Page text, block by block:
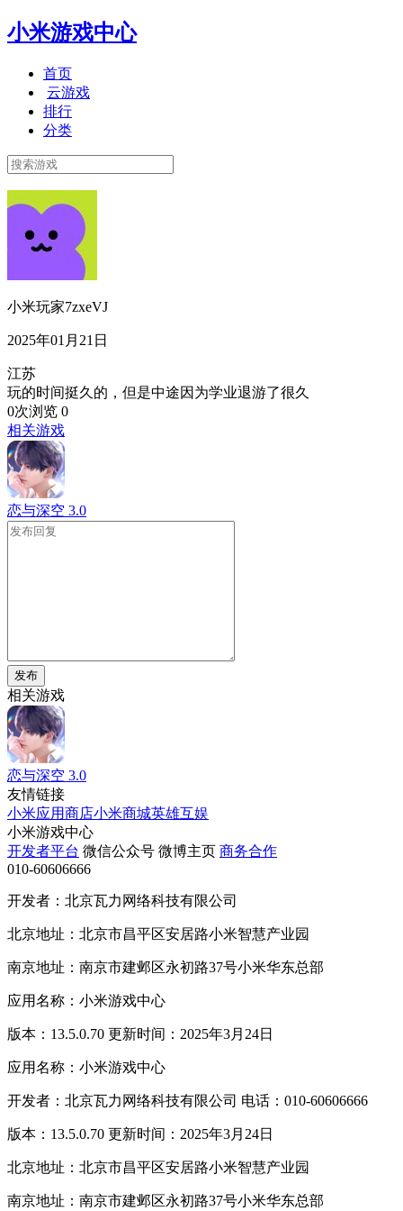
小米游戏中心
首页
云游戏
排行
分类
小米玩家7zxeVJ
2025年01月21日
江苏
玩的时间挺久的，但是中途因为学业退游了很久
0次浏览 0
相关游戏
恋与深空 3.0
发布
相关游戏
恋与深空 3.0
友情链接
小米应用商店小米商城英雄互娱
小米游戏中心
开发者平台 微信公众号 微博主页 商务合作
010-60606666
开发者：北京瓦力网络科技有限公司
北京地址：北京市昌平区安居路小米智慧产业园
南京地址：南京市建邺区永初路37号小米华东总部
应用名称：小米游戏中心
版本：13.5.0.70 更新时间：2025年3月24日
应用名称：小米游戏中心
开发者：北京瓦力网络科技有限公司 电话：010-60606666
版本：13.5.0.70 更新时间：2025年3月24日
北京地址：北京市昌平区安居路小米智慧产业园
南京地址：南京市建邺区永初路37号小米华东总部